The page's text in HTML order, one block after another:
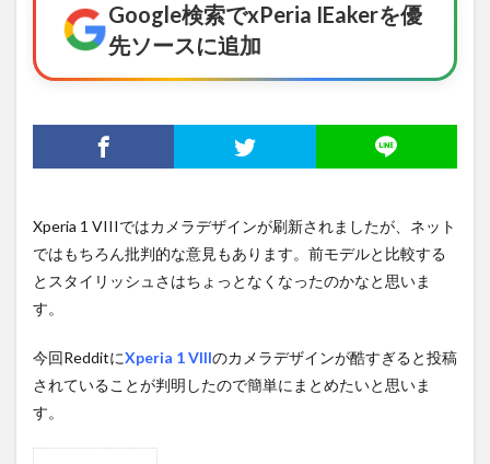
Google検索でxPeria IEakerを優
先ソースに追加
Xperia 1 VIIIではカメラデザインが刷新されましたが、ネット
ではもちろん批判的な意見もあります。前モデルと比較する
とスタイリッシュさはちょっとなくなったのかなと思いま
す。
今回RedditにXperia 1 VIIIのカメラデザインが酷すぎると投稿
されていることが判明したので簡単にまとめたいと思いま
す。